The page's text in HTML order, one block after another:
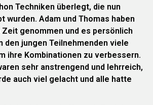
Techniken überlegt, die nun
wurden. Adam und Thomas haben
genommen und es persönlich
den jungen Teilnehmenden viele
ihre Kombinationen zu verbessern.
sehr anstrengend und lehrreich,
auch viel gelacht und alle hatte